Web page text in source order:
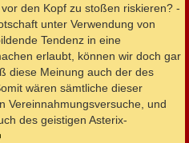
den Kopf zu stoßen riskieren? -
unter Verwendung von
Tendenz in eine
erlaubt, können wir doch gar
diese Meinung auch der des
wären sämtliche dieser
Vereinnahmungsversuche, und
des geistigen Asterix-